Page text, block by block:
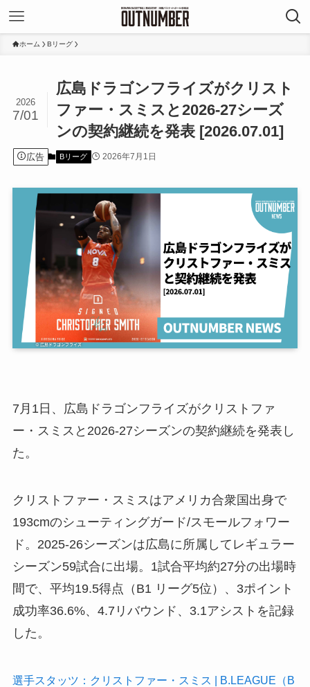
ホーム Bリーグ
広島ドラゴンフライズがクリスト
ファー・スミスと2026-27シーズ
ンの契約継続を発表 [2026.07.01]
2026
7/01
広告 Bリーグ 2026年7月1日
7月1日、広島ドラゴンフライズがクリストファ
ー・スミスと2026-27シーズンの契約継続を発表し
た。
クリストファー・スミスはアメリカ合衆国出身で
193cmのシューティングガード/スモールフォワー
ド。2025-26シーズンは広島に所属してレギュラー
シーズン59試合に出場。1試合平均約27分の出場時
間で、平均19.5得点（B1 リーグ5位）、3ポイント
成功率36.6%、4.7リバウンド、3.1アシストを記録
した。
選手スタッツ：クリストファー・スミス | B.LEAGUE（B